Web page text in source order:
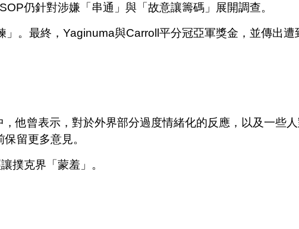
仍針對涉嫌「串通」與「故意讓籌碼」展開調查。
。最終，Yaginuma與Carroll平分冠亞軍獎金，並傳出遭
他曾表示，對於外界部分過度情緒化的反應，以及一些
留更多意見。
撲克界「蒙羞」。